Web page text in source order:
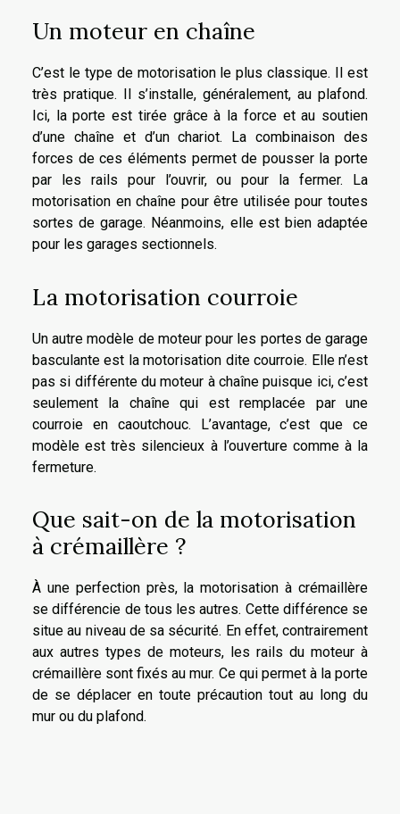
Un moteur en chaîne
C’est le type de motorisation le plus classique. Il est
très pratique. Il s’installe, généralement, au plafond.
Ici, la porte est tirée grâce à la force et au soutien
d’une chaîne et d’un chariot. La combinaison des
forces de ces éléments permet de pousser la porte
par les rails pour l’ouvrir, ou pour la fermer. La
motorisation en chaîne pour être utilisée pour toutes
sortes de garage. Néanmoins, elle est bien adaptée
pour les garages sectionnels.
La motorisation courroie
Un autre modèle de moteur pour les portes de garage
basculante est la motorisation dite courroie. Elle n’est
pas si différente du moteur à chaîne puisque ici, c’est
seulement la chaîne qui est remplacée par une
courroie en caoutchouc. L’avantage, c’est que ce
modèle est très silencieux à l’ouverture comme à la
fermeture.
Que sait-on de la motorisation
à crémaillère ?
À une perfection près, la motorisation à crémaillère
se différencie de tous les autres. Cette différence se
situe au niveau de sa sécurité. En effet, contrairement
aux autres types de moteurs, les rails du moteur à
crémaillère sont fixés au mur. Ce qui permet à la porte
de se déplacer en toute précaution tout au long du
mur ou du plafond.